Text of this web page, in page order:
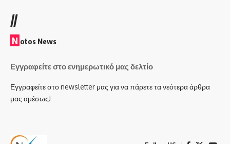
//
N otos News
Εγγραφείτε στο ενημερωτικό μας δελτίο
Εγγραφείτε στο newsletter μας για να πάρετε τα νεότερα άρθρα
μας αμέσως!